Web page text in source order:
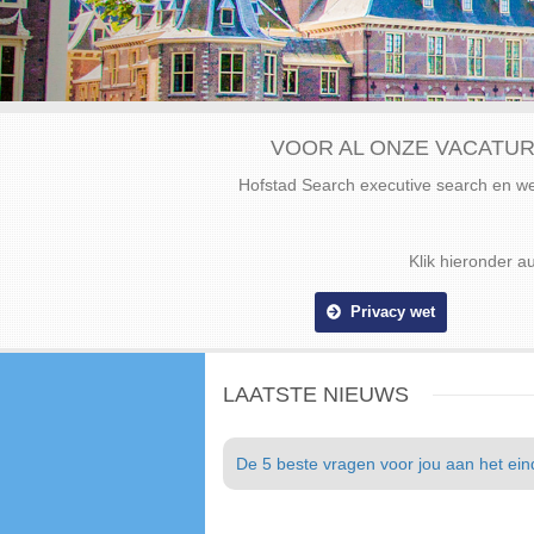
VOOR AL ONZE
Hofstad Search executive search en
Klik hieronder
Privacy wet
LAATSTE NIEUWS
De 5 beste vragen voor jou aan het